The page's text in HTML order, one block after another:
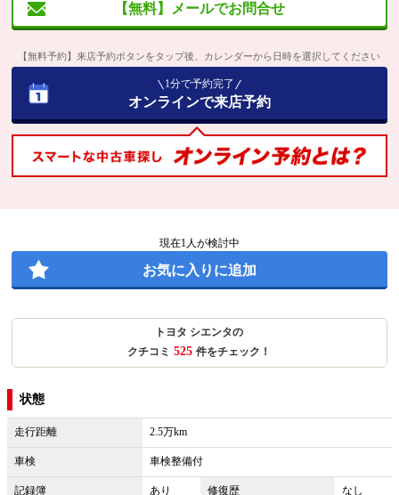
【無料】メールでお問合せ
【無料予約】来店予約ボタンをタップ後、カレンダーから日時を選択してください
1分で予約完了
オンラインで来店予約
現在1 人が検討中
お気に入りに追加
トヨタ シエンタの
クチコミ 525 件をチェック！
状態
走行距離 2.5万km
車検 車検整備付
記録簿 あり 修復歴 なし